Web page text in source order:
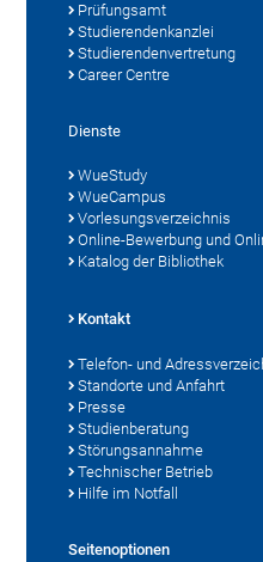
Prüfungsamt
Studierendenkanzlei
Studierendenvertretung
Career Centre
Dienste
WueStudy
WueCampus
Vorlesungsverzeichnis
Online-Bewerbung und
Katalog der Bibliothek
Kontakt
Telefon- und
Standorte und Anfahrt
Presse
Studienberatung
Störungsannahme
Technischer Betrieb
Hilfe im Notfall
Seitenoptionen